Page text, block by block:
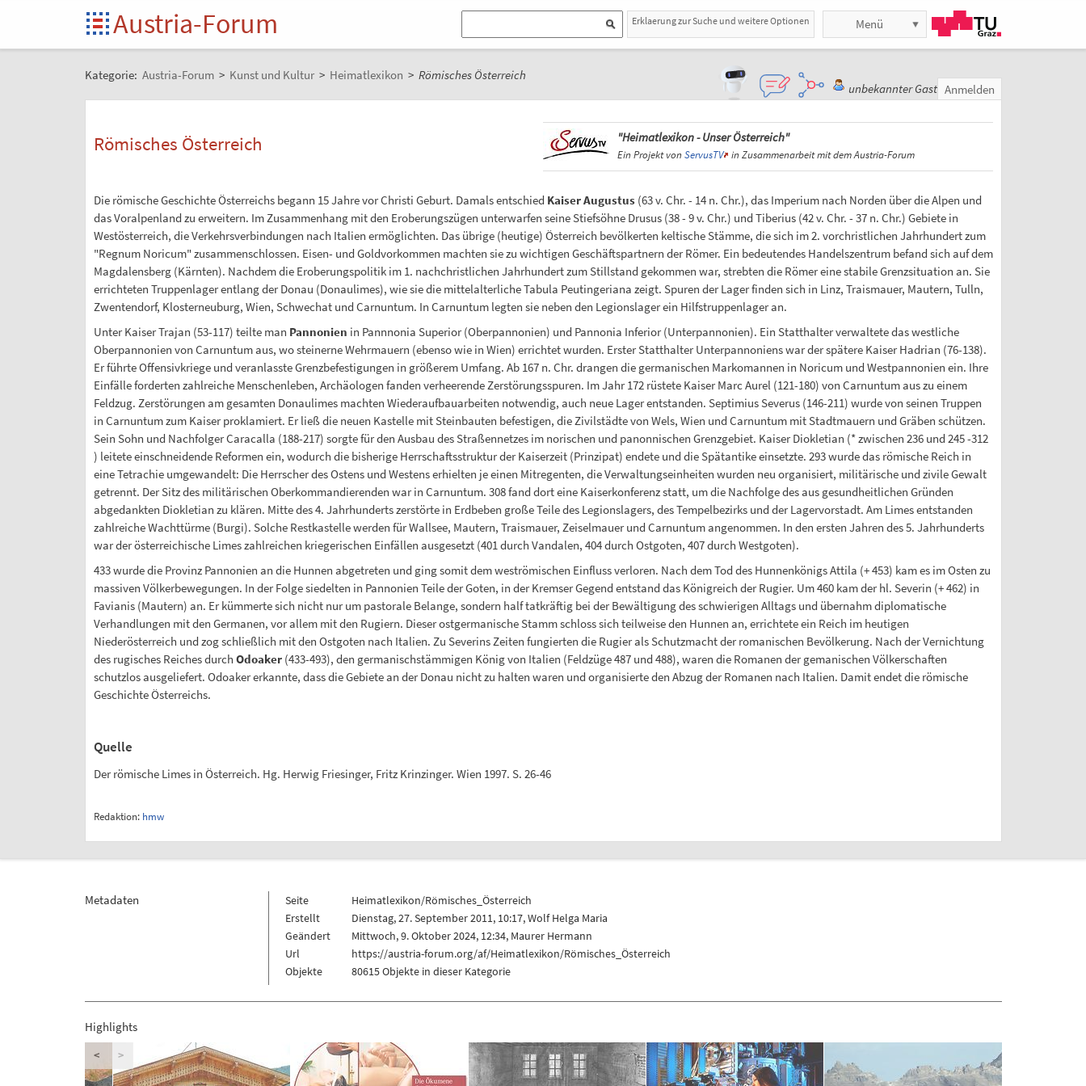
Austria-Forum Erklaerung zur Suche und weitere Optionen Menü
Kategorie: Austria-Forum > Kunst und Kultur > Heimatlexikon > Römisches Österreich
unbekannter Gast Anmelden
Römisches Österreich "Heimatlexikon - Unser Österreich"
Ein Projekt von ServusTV in Zusammenarbeit mit dem Austria-Forum
Die römische Geschichte Österreichs begann 15 Jahre vor Christi Geburt. Damals entschied Kaiser Augustus(63 v. Chr. - 14 n. Chr.), das Imperium nach Norden über die Alpen und
das Voralpenland zu erweitern. Im Zusammenhang mit den Eroberungszügen unterwarfen seine Stiefsöhne Drusus (38 - 9 v. Chr.) und Tiberius (42 v. Chr. - 37 n. Chr.) Gebiete in
Westösterreich, die Verkehrsverbindungen nach Italien ermöglichten. Das übrige (heutige) Österreich bevölkerten keltische Stämme, die sich im 2. vorchristlichen Jahrhundert zum
"Regnum Noricum" zusammenschlossen. Eisen- und Goldvorkommen machten sie zu wichtigen Geschäftspartnern der Römer. Ein bedeutendes Handelszentrum befand sich auf dem
Magdalensberg (Kärnten). Nachdem die Eroberungspolitik im 1. nachchristlichen Jahrhundert zum Stillstand gekommen war, strebten die Römer eine stabile Grenzsituation an. Sie
errichteten Truppenlager entlang der Donau (Donaulimes), wie sie die mittelalterliche Tabula Peutingeriana zeigt. Spuren der Lager finden sich in Linz, Traismauer, Mautern, Tulln,
Zwentendorf, Klosterneuburg, Wien, Schwechat und Carnuntum. In Carnuntum legten sie neben den Legionslager ein Hilfstruppenlager an.
Unter Kaiser Trajan (53-117) teilte man Pannonien in Pannnonia Superior (Oberpannonien) und Pannonia Inferior (Unterpannonien). Ein Statthalter verwaltete das westliche
Oberpannonien von Carnuntum aus, wo steinerne Wehrmauern (ebenso wie in Wien) errichtet wurden. Erster Statthalter Unterpannoniens war der spätere Kaiser Hadrian (76-138).
Er führte Offensivkriege und veranlasste Grenzbefestigungen in größerem Umfang. Ab 167 n. Chr. drangen die germanischen Markomannen in Noricum und Westpannonien ein. Ihre
Einfälle forderten zahlreiche Menschenleben, Archäologen fanden verheerende Zerstörungsspuren. Im Jahr 172 rüstete Kaiser Marc Aurel (121-180) von Carnuntum aus zu einem
Feldzug. Zerstörungen am gesamten Donaulimes machten Wiederaufbauarbeiten notwendig, auch neue Lager entstanden. Septimius Severus (146-211) wurde von seinen Truppen
in Carnuntum zum Kaiser proklamiert. Er ließ die neuen Kastelle mit Steinbauten befestigen, die Zivilstädte von Wels, Wien und Carnuntum mit Stadtmauern und Gräben schützen.
Sein Sohn und Nachfolger Caracalla (188-217) sorgte für den Ausbau des Straßennetzes im norischen und panonnischen Grenzgebiet. Kaiser Diokletian (* zwischen 236 und 245 -312
) leitete einschneidende Reformen ein, wodurch die bisherige Herrschaftsstruktur der Kaiserzeit (Prinzipat) endete und die Spätantike einsetzte. 293 wurde das römische Reich in
eine Tetrachie umgewandelt: Die Herrscher des Ostens und Westens erhielten je einen Mitregenten, die Verwaltungseinheiten wurden neu organisiert, militärische und zivile Gewalt
getrennt. Der Sitz des militärischen Oberkommandierenden war in Carnuntum. 308 fand dort eine Kaiserkonferenz statt, um die Nachfolge des aus gesundheitlichen Gründen
abgedankten Diokletian zu klären. Mitte des 4. Jahrhunderts zerstörte in Erdbeben große Teile des Legionslagers, des Tempelbezirks und der Lagervorstadt. Am Limes entstanden
zahlreiche Wachttürme (Burgi). Solche Restkastelle werden für Wallsee, Mautern, Traismauer, Zeiselmauer und Carnuntum angenommen. In den ersten Jahren des 5. Jahrhunderts
war der österreichische Limes zahlreichen kriegerischen Einfällen ausgesetzt (401 durch Vandalen, 404 durch Ostgoten, 407 durch Westgoten).
433 wurde die Provinz Pannonien an die Hunnen abgetreten und ging somit dem weströmischen Einfluss verloren. Nach dem Tod des Hunnenkönigs Attila (+ 453) kam es im Osten zu
massiven Völkerbewegungen. In der Folge siedelten in Pannonien Teile der Goten, in der Kremser Gegend entstand das Königreich der Rugier. Um 460 kam der hl. Severin (+ 462) in
Favianis (Mautern) an. Er kümmerte sich nicht nur um pastorale Belange, sondern half tatkräftig bei der Bewältigung des schwierigen Alltags und übernahm diplomatische
Verhandlungen mit den Germanen, vor allem mit den Rugiern. Dieser ostgermanische Stamm schloss sich teilweise den Hunnen an, errichtete ein Reich im heutigen
Niederösterreich und zog schließlich mit den Ostgoten nach Italien. Zu Severins Zeiten fungierten die Rugier als Schutzmacht der romanischen Bevölkerung. Nach der Vernichtung
des rugisches Reiches durch Odoaker(433-493), den germanischstämmigen König von Italien (Feldzüge 487 und 488), waren die Romanen der gemanischen Völkerschaften
schutzlos ausgeliefert. Odoaker erkannte, dass die Gebiete an der Donau nicht zu halten waren und organisierte den Abzug der Romanen nach Italien. Damit endet die römische
Geschichte Österreichs.
Quelle
Der römische Limes in Österreich. Hg. Herwig Friesinger, Fritz Krinzinger. Wien 1997. S. 26-46
Redaktion: hmw
Metadaten Seite
Heimatlexikon/Römisches_Österreich
Erstellt
Dienstag, 27. September 2011, 10:17,Wolf Helga Maria
Geändert
Mittwoch, 9. Oktober 2024, 12:34, Maurer Hermann
Url
https://austria-forum.org/af/Heimatlexikon/Römisches_Österreich
Objekte
80615 Objekte in dieser Kategorie
Highlights
< >